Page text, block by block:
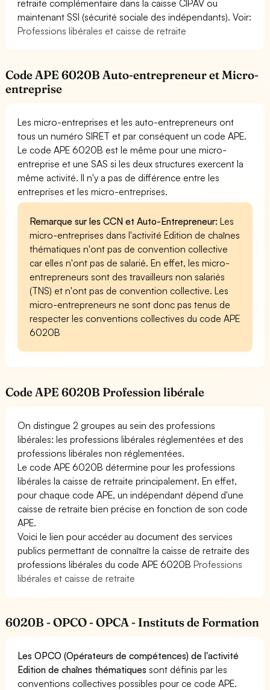
retraite complémentaire dans la caisse CIPAV ou
maintenant SSI (sécurité sociale des indépendants). Voir:
Professions libérales et caisse de retraite
Code APE 6020B Auto-entrepreneur et Micro-
entreprise
Les micro-entreprises et les auto-entrepreneurs ont
tous un numéro SIRET et par conséquent un code APE.
Le code APE 6020B est le même pour une micro-
entreprise et une SAS si les deux structures exercent la
même activité. Il n'y a pas de différence entre les
entreprises et les micro-entreprises.
Remarque sur les CCN et Auto-Entrepreneur: Les
micro-entreprises dans l'activité Edition de chaînes
thématiques n'ont pas de convention collective
car elles n'ont pas de salarié. En effet, les micro-
entrepreneurs sont des travailleurs non salariés
(TNS) et n'ont pas de convention collective. Les
micro-entrepreneurs ne sont donc pas tenus de
respecter les conventions collectives du code APE
6020B
Code APE 6020B Profession libérale
On distingue 2 groupes au sein des professions
libérales: les professions libérales réglementées et des
professions libérales non réglementées.
Le code APE 6020B détermine pour les professions
libérales la caisse de retraite principalement. En effet,
pour chaque code APE, un indépendant dépend d'une
caisse de retraite bien précise en fonction de son code
APE.
Voici le lien pour accéder au document des services
publics permettant de connaître la caisse de retraite des
professions libérales du code APE 6020BProfessions
libérales et caisse de retraite
6020B - OPCO - OPCA - Instituts de Formation
Les OPCO (Opérateurs de compétences) de l'activité
Edition de chaînes thématiques sont définis par les
conventions collectives possibles pour ce code APE.